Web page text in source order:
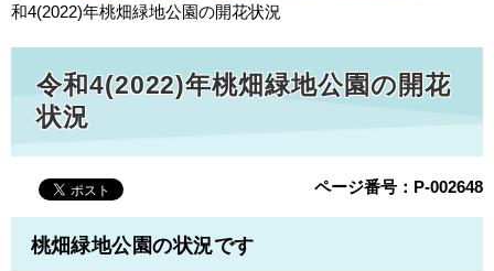
和4(2022)年桃畑緑地公園の開花状況
令和4(2022)年桃畑緑地公園の開花
状況
ページ番号：P-002648
桃畑緑地公園の状況です